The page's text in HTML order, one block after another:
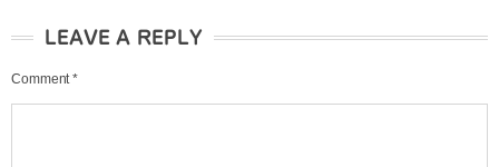
LEAVE A REPLY
Comment *